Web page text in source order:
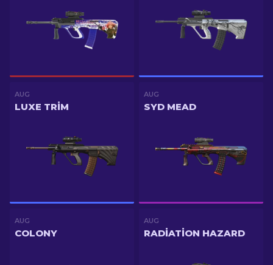
AUG
LUXE TRIM
AUG
SYD MEAD
AUG
COLONY
AUG
RADIATION HAZARD